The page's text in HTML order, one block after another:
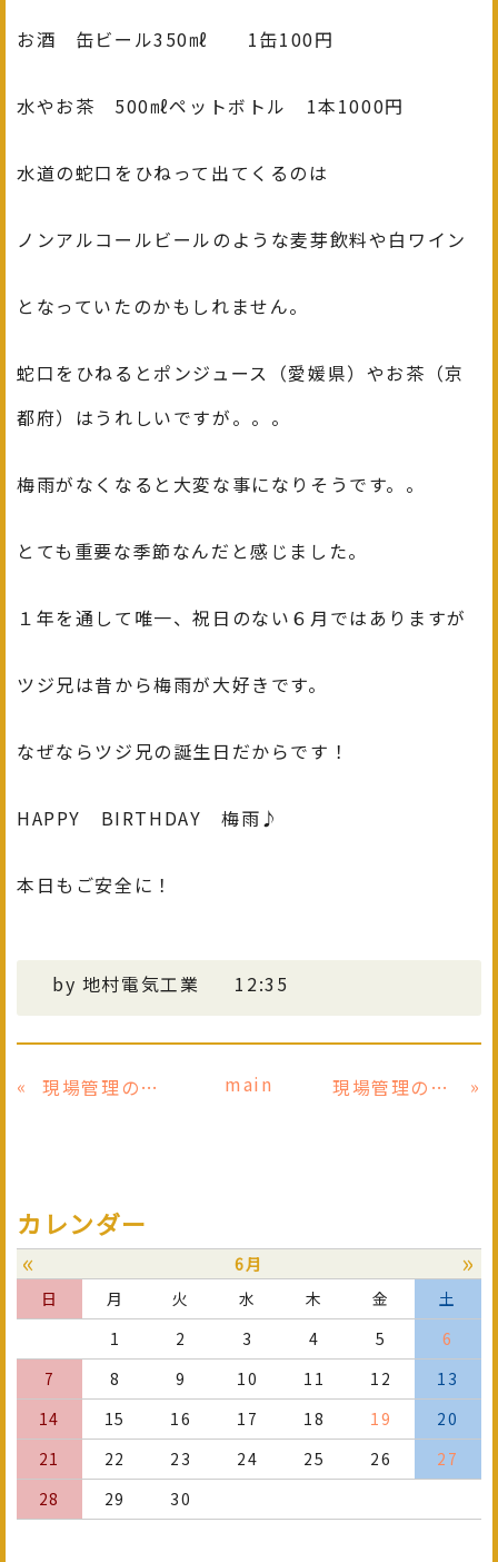
お酒 缶ビール350㎖ 1缶100円
水やお茶 500㎖ペットボトル 1本1000円
水道の蛇口をひねって出てくるのは
ノンアルコールビールのような麦芽飲料や白ワイン
となっていたのかもしれません。
蛇口をひねるとポンジュース（愛媛県）やお茶（京
都府）はうれしいですが。。。
梅雨がなくなると大変な事になりそうです。。
とても重要な季節なんだと感じました。
１年を通して唯一、祝日のない６月ではありますが
ツジ兄は昔から梅雨が大好きです。
なぜならツジ兄の誕生日だからです！
HAPPY BIRTHDAY 梅雨♪
本日もご安全に！
by 地村電気工業 12:35
« 現場管理の仕事② main 現場管理の仕事③ »
カレンダー
«
6月 »
日 月 火 水 木 金
土
1
2 3 4 5
6
7
8 9 10 11 12
13
14
15 16 17 18 19
20
21
22 23 24 25 26
27
28
29 30